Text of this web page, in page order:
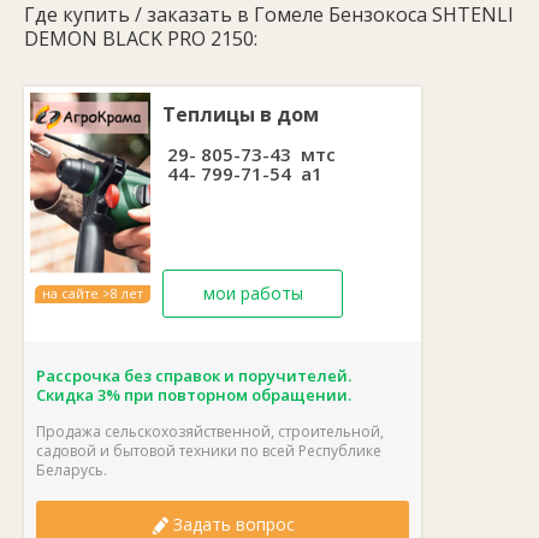
Где купить / заказать в Гомеле Бензокоса SHTENLI
DEMON BLACK PRO 2150:
на сайте >8 лет
Теплицы в дом
29- 805-73-43 мтс
44- 799-71-54 а1
мои работы
Рассрочка без справок и поручителей.
Скидка 3% при повторном обращении.
Продажа сельскохозяйственной, строительной,
садовой и бытовой техники по всей Республике
Беларусь.
Задать вопрос